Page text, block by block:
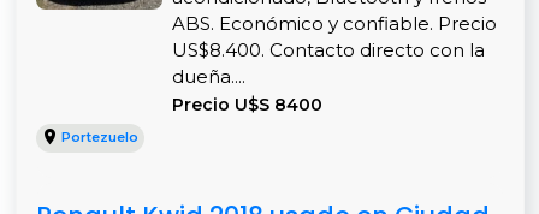
ABS. Económico y confiable. Precio
US$8.400. Contacto directo con la
dueña....
Precio U$S 8400
Portezuelo